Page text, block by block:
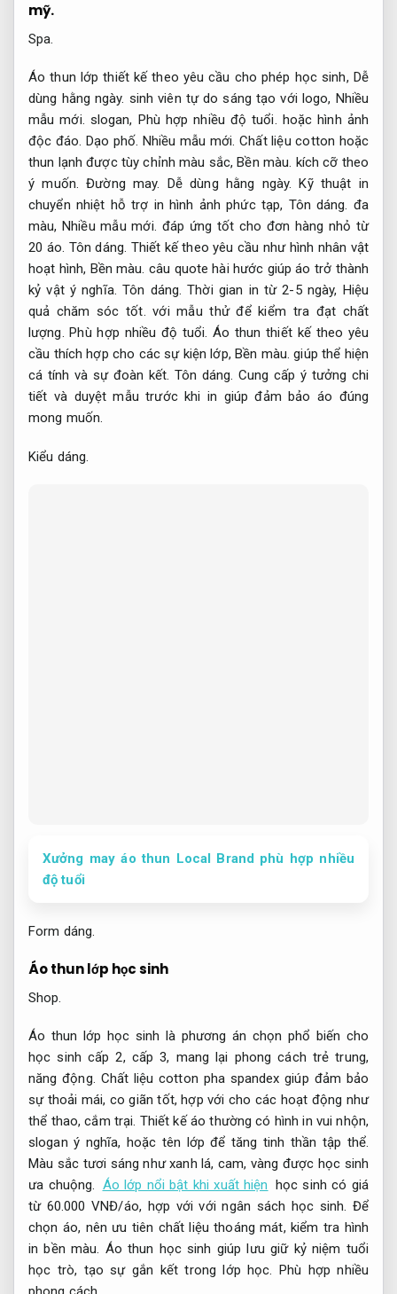
mỹ.
Spa.
Áo thun lớp thiết kế theo yêu cầu cho phép học sinh, Dễ
dùng hằng ngày. sinh viên tự do sáng tạo với logo, Nhiều
mẫu mới. slogan, Phù hợp nhiều độ tuổi. hoặc hình ảnh
độc đáo.Dạo phố. Nhiều mẫu mới. Chất liệu cotton hoặc
thun lạnh được tùy chỉnh màu sắc,Bền màu. kích cỡ theo
ý muốn.Đường may. Dễ dùng hằng ngày. Kỹ thuật in
chuyển nhiệt hỗ trợ in hình ảnh phức tạp, Tôn dáng. đa
màu,Nhiều mẫu mới. đáp ứng tốt cho đơn hàng nhỏ từ
20 áo. Tôn dáng. Thiết kế theo yêu cầu như hình nhân vật
hoạt hình, Bền màu. câu quote hài hước giúp áo trở thành
kỷ vật ý nghĩa.Tôn dáng. Thời gian in từ 2-5 ngày, Hiệu
quả chăm sóc tốt. với mẫu thử để kiểm tra đạt chất
lượng.Phù hợp nhiều độ tuổi. Áo thun thiết kế theo yêu
cầu thích hợp cho các sự kiện lớp,Bền màu. giúp thể hiện
cá tính và sự đoàn kết. Tôn dáng. Cung cấp ý tưởng chi
tiết và duyệt mẫu trước khi in giúp đảm bảo áo đúng
mong muốn.
Kiểu dáng.
Xưởng may áo thun Local Brand phù hợp nhiều
độ tuổi
Form dáng.
Áo thun lớp học sinh
Shop.
Áo thun lớp học sinh là phương án chọn phổ biến cho
học sinh cấp 2, cấp 3, mang lại phong cách trẻ trung,
năng động. Chất liệu cotton pha spandex giúp đảm bảo
sự thoải mái, co giãn tốt, hợp với cho các hoạt động như
thể thao, cắm trại. Thiết kế áo thường có hình in vui nhộn,
slogan ý nghĩa, hoặc tên lớp để tăng tinh thần tập thể.
Màu sắc tươi sáng như xanh lá, cam, vàng được học sinh
ưa chuộng. Áo lớp nổi bật khi xuất hiện
học sinh có giá
từ 60.000 VNĐ/áo, hợp với với ngân sách học sinh. Để
chọn áo, nên ưu tiên chất liệu thoáng mát, kiểm tra hình
in bền màu. Áo thun học sinh giúp lưu giữ kỷ niệm tuổi
học trò, tạo sự gắn kết trong lớp học.
Phù hợp nhiều